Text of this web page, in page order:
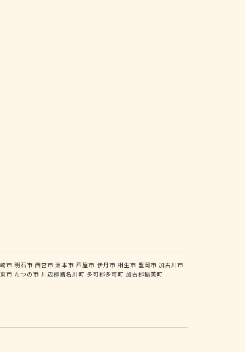
市 明石市 西宮市 洲本市 芦屋市 伊丹市 相生市 豊岡市 加古川市
市 たつの市 川辺郡猪名川町 多可郡多可町 加古郡稲美町